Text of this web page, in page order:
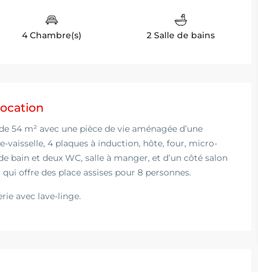
4 Chambre(s) 2 Salle de bains
54 m² avec une pièce de vie aménagée d’une
vaisselle, 4 plaques à induction, hôte, four, micro-
bain et deux WC, salle à manger, et d’un côté salon
offre des place assises pour 8 personnes.
avec lave-linge.